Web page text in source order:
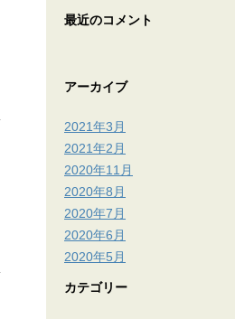
最近のコメント
アーカイブ
2021年3月
2021年2月
2020年11月
2020年8月
2020年7月
2020年6月
2020年5月
カテゴリー